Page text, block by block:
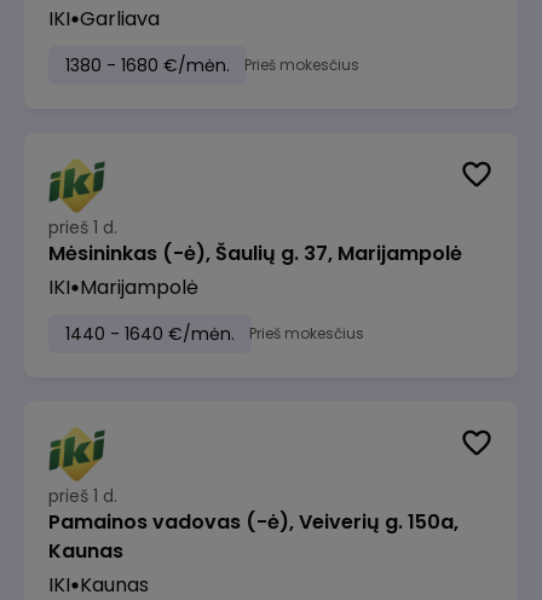
IKI Garliava
1380 - 1680 €/mėn. Prieš mokesčius
prieš 1 d.
Mėsininkas (-ė), Šaulių g. 37, Marijampolė
IKI Marijampolė
1440 - 1640 €/mėn. Prieš mokesčius
prieš 1 d.
Pamainos vadovas (-ė), Veiverių g. 150a,
Kaunas
IKI Kaunas